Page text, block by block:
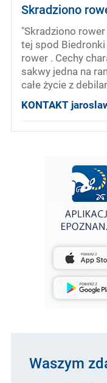
Skradziono
"Skradziono
tej spod
rower . Cechy
sakwy jedna na
całe życie z
KONTAKT
Waszym